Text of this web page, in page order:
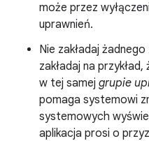
może przez
uprawnień.
Nie zakładaj
zakładaj na
w tej samej grupie
pomaga systemowi
systemowych
aplikacja prosi o